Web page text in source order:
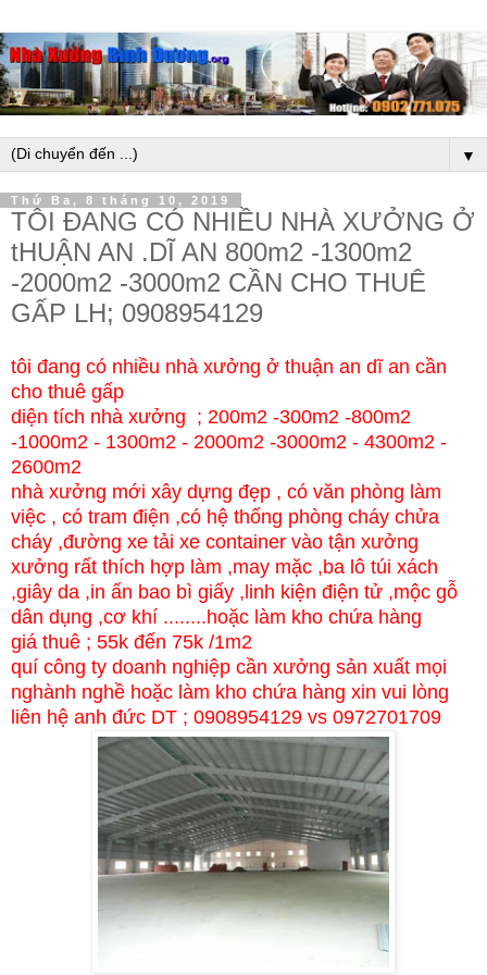
▼
Thứ Ba, 8 tháng 10, 2019
TÔI ĐANG CÓ NHIỀU NHÀ XƯỞNG Ở
tHUẬN AN .DĨ AN 800m2 -1300m2
-2000m2 -3000m2 CẦN CHO THUÊ
GẤP LH; 0908954129
tôi đang có nhiều nhà xưởng ở thuận an dĩ an cần
cho thuê gấp
diện tích nhà xưởng ; 200m2 -300m2 -800m2
-1000m2 - 1300m2 - 2000m2 -3000m2 - 4300m2 -
2600m2
nhà xưởng mới xây dựng đẹp , có văn phòng làm
việc , có tram điện ,có hệ thống phòng cháy chửa
cháy ,đường xe tải xe container vào tận xưởng
xưởng rất thích hợp làm ,may mặc ,ba lô túi xách
,giây da ,in ấn bao bì giấy ,linh kiện điện tử ,mộc gỗ
dân dụng ,cơ khí ........hoặc làm kho chứa hàng
giá thuê ; 55k đến 75k /1m2
quí công ty doanh nghiệp cần xưởng sản xuất mọi
nghành nghề hoặc làm kho chứa hàng xin vui lòng
liên hệ anh đức DT ; 0908954129 vs 0972701709